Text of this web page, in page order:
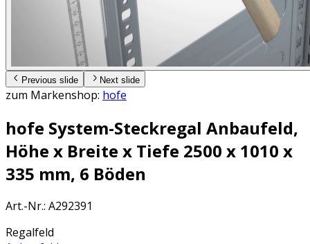
Previous slide Next slide
zum Markenshop: hofe
hofe System-Steckregal Anbaufeld,
Höhe x Breite x Tiefe 2500 x 1010 x
335 mm, 6 Böden
Art.-Nr.: A292391
Regalfeld